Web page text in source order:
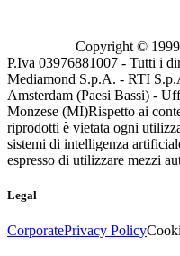
Copyright ©
P.Iva 03976881007 - Tutti i
Mediamond S.p.A. - RTI
Amsterdam (Paesi Bassi) -
Monzese (MI)Rispetto ai
riprodotti è vietata ogni
sistemi di intelligenza
espresso di utilizzare mezzi
Legal
CorporatePrivacy Policy